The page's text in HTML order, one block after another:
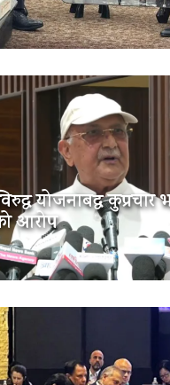
योजनाबद्ध कुप्रचार
आरोप